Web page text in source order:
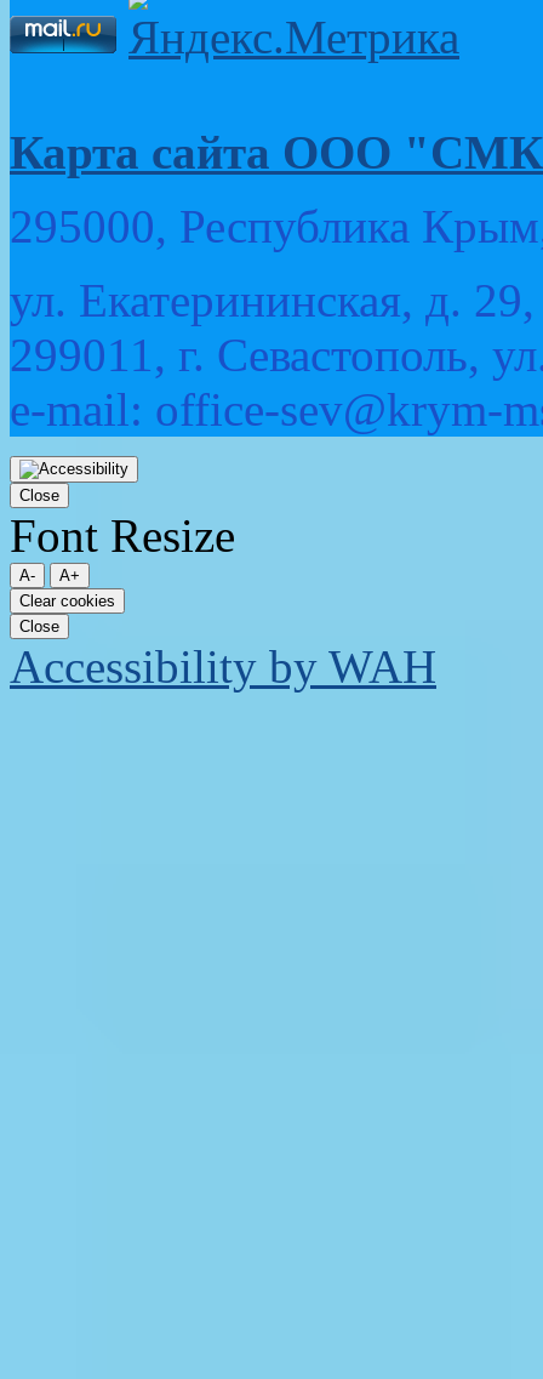
Карта сайта ООО
295000, Республика
ул. Екатерининская, д.
299011, г. Севастополь,
e-mail: office-sev@krym-
Прокрутка
вверх
Close
Font Resize
A-
A+
Clear cookies
Close
Accessibility by WAH